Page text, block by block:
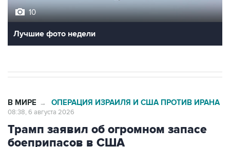
Лучшие фото недели
Трамп заявил об огромном запасе
боеприпасов в США
Он пригрозил распространителям фейков о